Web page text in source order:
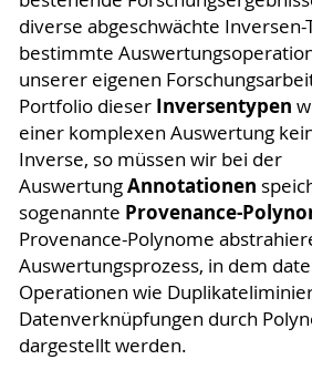
diverse abgeschwächte
bestimmte
unserer eigenen
Portfolio dieser Inversentypen
einer komplexen Auswertung
Inverse, so müssen wir bei der
AuswertungAnnotationen
sogenannte Provenance-
Provenance-Polynome
Auswertungsprozess, in dem
Operationen wie
Datenverknüpfungen durch
dargestellt werden.